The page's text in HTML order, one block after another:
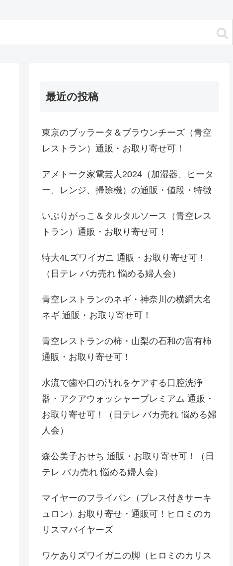
最近の投稿
東京のブッラータ＆ブラウンチーズ（青空
レストラン）通販・お取り寄せ可！
アメトーク家電芸人2024（加湿器、ヒータ
ー、レンジ、掃除機）の通販・値段・特徴
いぶりがっこ＆タルタルソース（青空レス
トラン）通販・お取り寄せ可！
特大4Lズワイガニ 通販・お取り寄せ可！
（日テレ バカ売れ 悩める婦人会）
青空レストランのネギ・神奈川の横綱大名
ネギ 通販・お取り寄せ可！
青空レストランの柿・山梨の石和の富有柿
通販・お取り寄せ可！
水流で歯や口の汚れをケアする口腔洗浄
器・アクアウォッシャープレミアム 通販・
お取り寄せ可！（日テレ バカ売れ 悩める婦
人会）
森公美子おせち 通販・お取り寄せ可！（日
テレ バカ売れ 悩める婦人会）
マイヤーのフライパン（プレス付きサーキ
ュロン）お取り寄せ・通販可！ヒロミのカ
リスマバイヤーズ
ワケありズワイガニの脚（ヒロミのカリス